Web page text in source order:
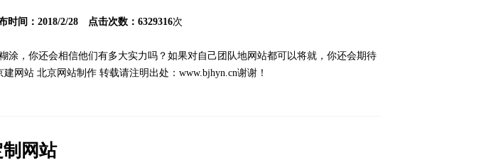
间：2018/2/28 点击次数：6329316次
，你还会相信他们有多大实力吗？如果对自己团队地网站都可以将就，你还会期待
建网站 北京网站制作 转载请注明出处： www.bjhyn.cn谢谢！
网站